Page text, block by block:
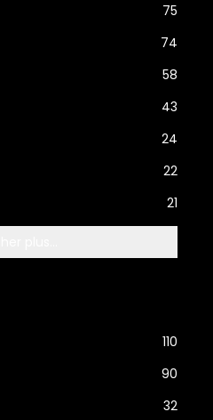
75
74
58
43
24
22
21
110
90
32